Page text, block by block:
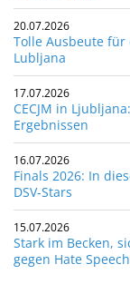
20.07.2026
Tolle Ausbeute für
Lubljana
17.07.2026
CECJM in
Ergebnissen
16.07.2026
Finals 2026: In
DSV-Stars
15.07.2026
Stark im Becken,
gegen Hate Speech